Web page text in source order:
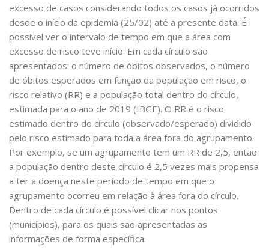
excesso de casos considerando todos os casos já ocorridos
desde o início da epidemia (25/02) até a presente data. É
possível ver o intervalo de tempo em que a área com
excesso de risco teve início. Em cada círculo são
apresentados: o número de óbitos observados, o número
de óbitos esperados em função da população em risco, o
risco relativo (RR) e a população total dentro do círculo,
estimada para o ano de 2019 (IBGE). O RR é o risco
estimado dentro do círculo (observado/esperado) dividido
pelo risco estimado para toda a área fora do agrupamento.
Por exemplo, se um agrupamento tem um RR de 2,5, então
a população dentro deste círculo é 2,5 vezes mais propensa
a ter a doença neste período de tempo em que o
agrupamento ocorreu em relação à área fora do círculo.
Dentro de cada círculo é possível clicar nos pontos
(municípios), para os quais são apresentadas as
informações de forma específica.